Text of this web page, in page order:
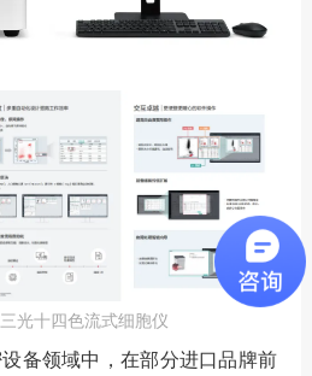
光十四色流式细胞仪
备领域中，在部分进口品牌前